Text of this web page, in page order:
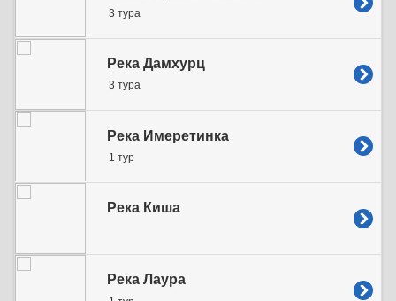
3 тура
Река Дамхурц
3 тура
Река Имеретинка
1 тур
Река Киша
Река Лаура